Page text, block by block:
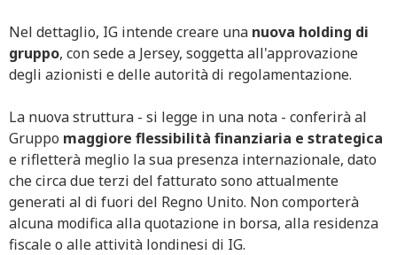
Nel dettaglio, IG intende creare una nuova holding di
gruppo, con sede a Jersey, soggetta all'approvazione
degli azionisti e delle autorità di regolamentazione.
La nuova struttura - si legge in una nota - conferirà al
Gruppo maggiore flessibilità finanziaria e strategica
e rifletterà meglio la sua presenza internazionale, dato
che circa due terzi del fatturato sono attualmente
generati al di fuori del Regno Unito. Non comporterà
alcuna modifica alla quotazione in borsa, alla residenza
fiscale o alle attività londinesi di IG.